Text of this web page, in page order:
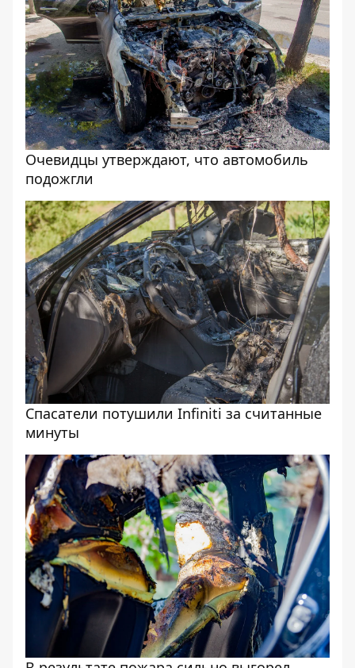
Очевидцы утверждают, что автомобиль
подожгли
Спасатели потушили Infiniti за считанные
минуты